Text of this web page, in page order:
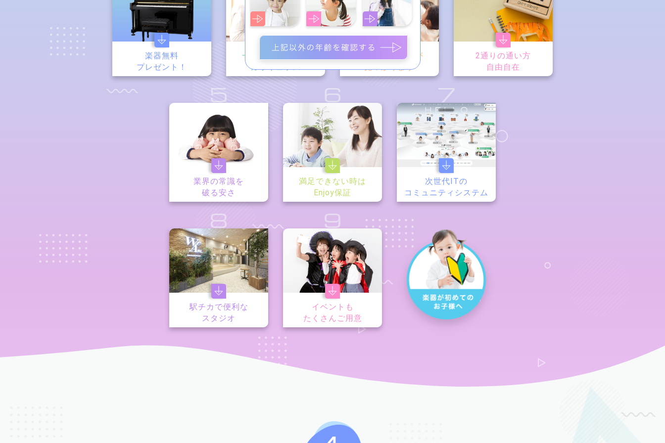
楽器無料
プレゼント！
一人ひとりに合う
カリキュラム
相性の良い講師が
見つかります
2通りの通い方
自由自在
5
業界の常識を
破る安さ
6
満足できない時は
Enjoy保証
7
次世代ITの
コミュニティシステム
8
駅チカで便利な
スタジオ
9
イベントも
たくさんご用意